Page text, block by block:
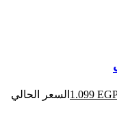
1.099 السعر الحالي